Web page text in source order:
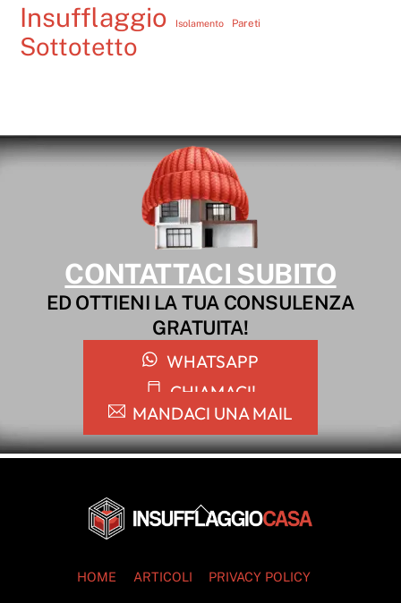
Insufflaggio Isolamento Pareti
Sottotetto
CONTATTACI SUBITO
ED OTTIENI LA TUA CONSULENZA
GRATUITA!
WHATSAPP
CHIAMACI!
MANDACI UNA MAIL
Back
To
HOME
ARTICOLI PRIVACY POLICY